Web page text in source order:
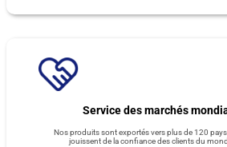
Service des marchés
Nos produits sont exportés vers plus de 120
jouissent de la confiance des clients du